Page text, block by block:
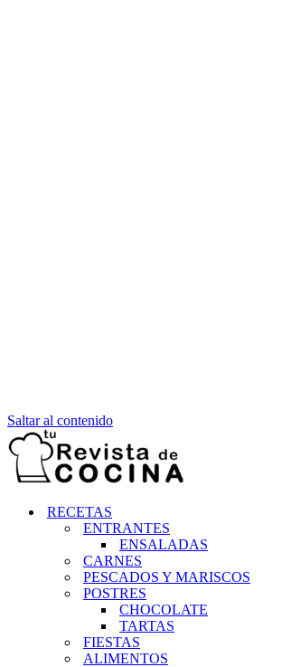
Saltar al contenido
RECETAS
ENTRANTES
ENSALADAS
CARNES
PESCADOS Y MARISCOS
POSTRES
CHOCOLATE
TARTAS
FIESTAS
ALIMENTOS